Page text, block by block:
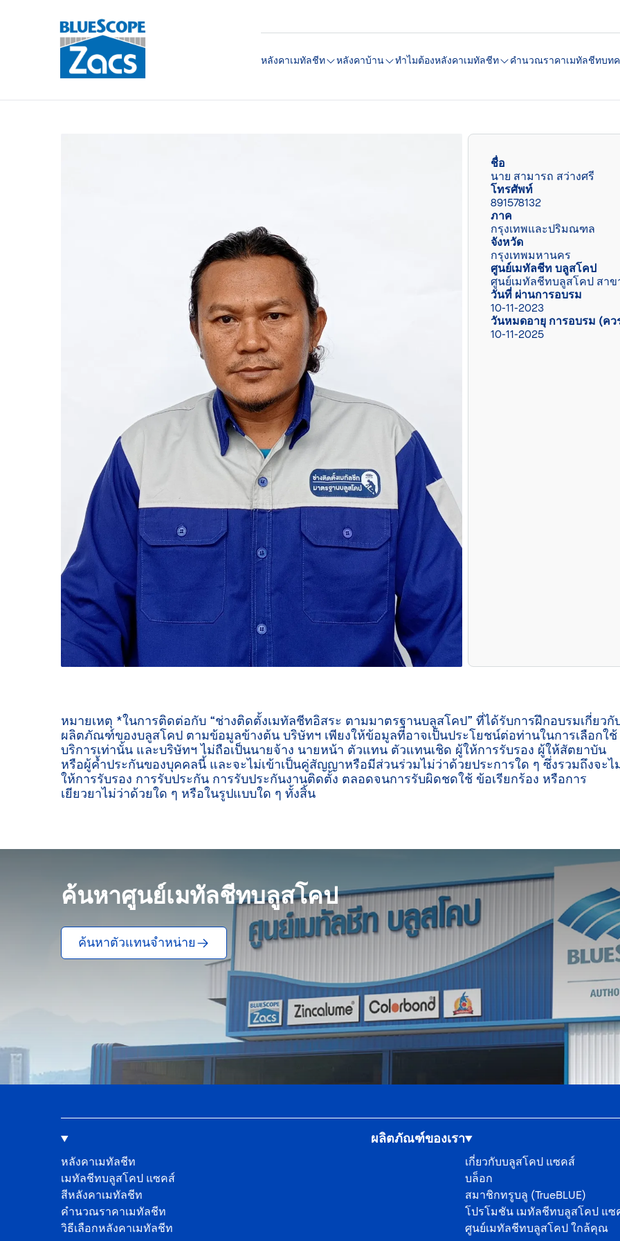
หลังคาเมทัลชีท หลังคาบ้าน ทำไมต้องหลังคาเมทัลชีท คํานวณราคาเมทัลชีทบท
ชื่อ
นาย สามารถ สว่างศรี
โทรศัพท์
891578132
ภาค
กรุงเทพและปริมณฑล
จังหวัด
กรุงเทพมหานคร
ศูนย์เมทัลชีท บลูสโคป
ศูนย์เมทัลชีทบลูสโคป สา
วันที่ ผ่านการอบรม
10-11-2023
วันหมดอายุ การอบรม (ค
10-11-2025
หมายเหตุ *ในการติดต่อกับ “ช่างติดตั้งเมทัลชีทอิสระ ตามมาตรฐานบลูสโคป” ที่ได้รับการฝึกอบรมเกี่ยวกั
ผลิตภัณฑ์ของบลูสโคป ตามข้อมูลข้างต้น บริษัทฯ เพียงให้ข้อมูลที่อาจเป็นประโยชน์ต่อท่านในการเลือกใช้
บริการเท่านั้น และบริษัทฯ ไม่ถือเป็นนายจ้าง นายหน้า ตัวแทน ตัวแทนเชิด ผู้ให้การรับรอง ผู้ให้สัตยาบัน
หรือผู้ค้ำประกันของบุคคลนี้ และจะไม่เข้าเป็นคู่สัญญาหรือมีส่วนร่วมไม่ว่าด้วยประการใด ๆ ซึ่งรวมถึงจะไ
ให้การรับรอง การรับประกัน การรับประกันงานติดตั้ง ตลอดจนการรับผิดชดใช้ ข้อเรียกร้อง หรือการ
เยียวยาไม่ว่าด้วยใด ๆ หรือในรูปแบบใด ๆ ทั้งสิ้น
ค้นหาศูนย์เมทัลชีทบลูสโคป
ค้นหาตัวแทนจำหน่าย
ผลิตภัณฑ์ของเรา
หลังคาเมทัลชีท
เมทัลชีทบลูสโคป แซคส์
สีหลังคาเมทัลชีท
คํานวณราคาเมทัลชีท
วิธีเลือกหลังคาเมทัลชีท
เกี่ยวกับบลูสโคป แซคส์
บล็อก
สมาชิกทรูบลู (TrueBLUE)
โปรโมชัน เมทัลชีทบลูสโคป แซ
ศูนย์เมทัลชีทบลูสโคป ใกล้คุณ